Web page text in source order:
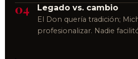
04 Legado vs. cambio
El Don quería tradición;
profesionalizar. Nadie